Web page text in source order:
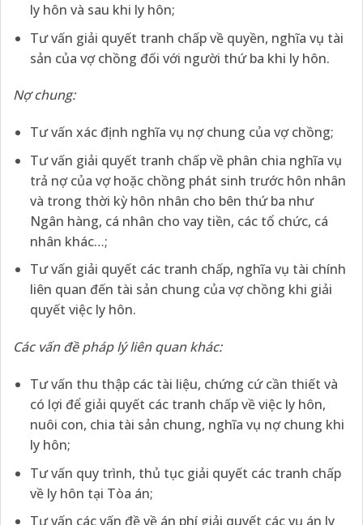
ly hôn và sau khi ly hôn;
Tư vấn giải quyết tranh chấp về quyền, nghĩa vụ tài
sản của vợ chồng đối với người thứ ba khi ly hôn.
Nợ chung:
Tư vấn xác định nghĩa vụ nợ chung của vợ chồng;
Tư vấn giải quyết tranh chấp về phân chia nghĩa vụ
trả nợ của vợ hoặc chồng phát sinh trước hôn nhân
và trong thời kỳ hôn nhân cho bên thứ ba như
Ngân hàng, cá nhân cho vay tiền, các tổ chức, cá
nhân khác…;
Tư vấn giải quyết các tranh chấp, nghĩa vụ tài chính
liên quan đến tài sản chung của vợ chồng khi giải
quyết việc ly hôn.
Các vấn đề pháp lý liên quan khác:
Tư vấn thu thập các tài liệu, chứng cứ cần thiết và
có lợi để giải quyết các tranh chấp về việc ly hôn,
nuôi con, chia tài sản chung, nghĩa vụ nợ chung khi
ly hôn;
Tư vấn quy trình, thủ tục giải quyết các tranh chấp
về ly hôn tại Tòa án;
Tư vấn các vấn đề về án phí giải quyết các vụ án ly